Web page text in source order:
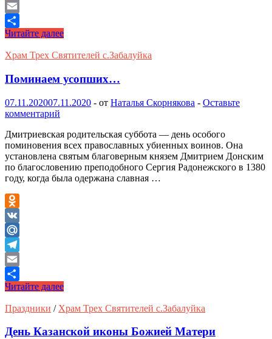
Telegram
Email
Отправить
Послереволюционные
Читайте далее
Храм Трех Святителей с.Забалуйка
Поминаем усопших…
07.11.202007.11.2020 - от Наталья Скорнякова - Оставьте
комментарий
Дмитриевская родительская суббота — день особого
поминовения всех православных убиенных воинов. Она
установлена святым благоверным князем Дмитрием Донским
по благословению преподобного Сергия Радонежского в 1380
году, когда была одержана славная …
Odnoklassniki
VK
Mail.Ru
Telegram
Email
Отправить
Поминаем
Читайте далее
Праздники / Храм Трех Святителей с.Забалуйка
День Казанской иконы Божией Матери